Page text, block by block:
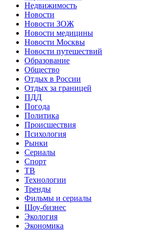
Недвижимость
Новости
Новости ЗОЖ
Новости медицины
Новости Москвы
Новости путешествий
Образование
Общество
Отдых в России
Отдых за границей
ПДД
Погода
Политика
Происшествия
Психология
Рынки
Сериалы
Спорт
ТВ
Технологии
Тренды
Фильмы и сериалы
Шоу-бизнес
Экология
Экономика